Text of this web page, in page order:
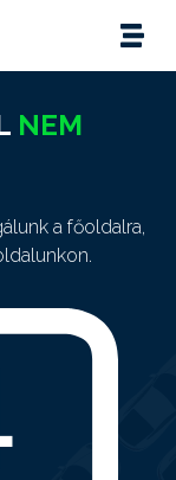
NEM
a főoldalra,